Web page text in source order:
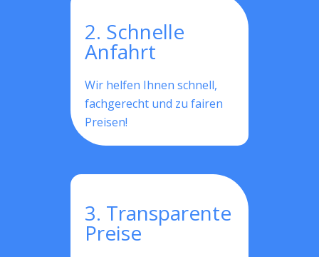
2. Schnelle
Anfahrt
Wir helfen Ihnen schnell,
fachgerecht und zu fairen
Preisen!
3. Transparente
Preise